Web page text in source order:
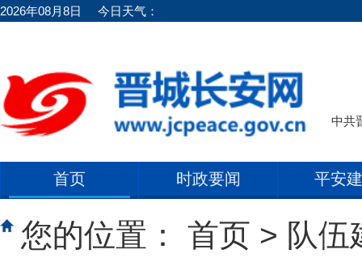
2026年08月8日 今日天气：
中共
首页 时政要闻 平安
您的位置： 首页 > 队伍